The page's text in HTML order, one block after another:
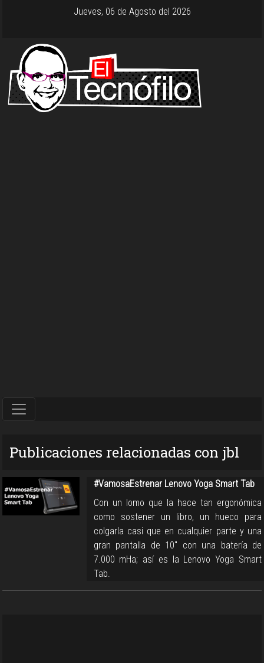
Jueves, 06 de Agosto del 2026
Publicaciones relacionadas con jbl
#VamosaEstrenar Lenovo Yoga Smart Tab
Con un lomo que la hace tan ergonómica
como sostener un libro, un hueco para
colgarla casi que en cualquier parte y una
gran pantalla de 10" con una batería de
7.000 mHa; así es la Lenovo Yoga Smart
Tab.